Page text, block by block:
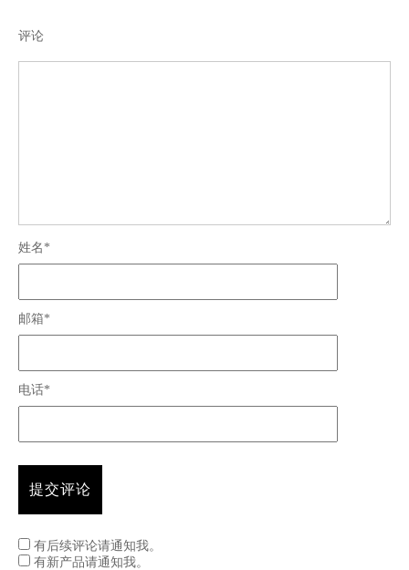
评论
姓名*
邮箱*
电话*
有后续评论请通知我。
有新产品请通知我。